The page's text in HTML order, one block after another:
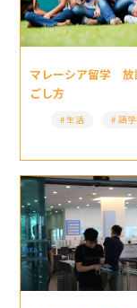
マレーシア留学 放
ごし方
生活 語